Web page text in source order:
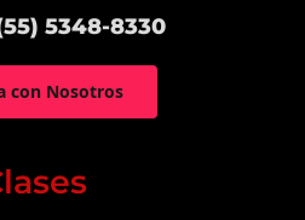
5348-8330
con Nosotros